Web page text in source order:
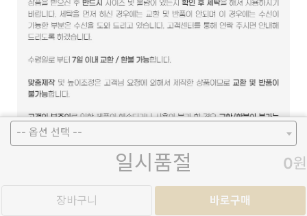
일시품절
-- 옵션 선택 --
0원
장바구니 바로구매